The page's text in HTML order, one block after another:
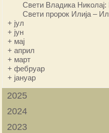
Свети Владика
Свети пророк Илија –
+ јул
+ јун
+ мај
+април
+ март
+фебруар
+ јануар
2025
2024
2023